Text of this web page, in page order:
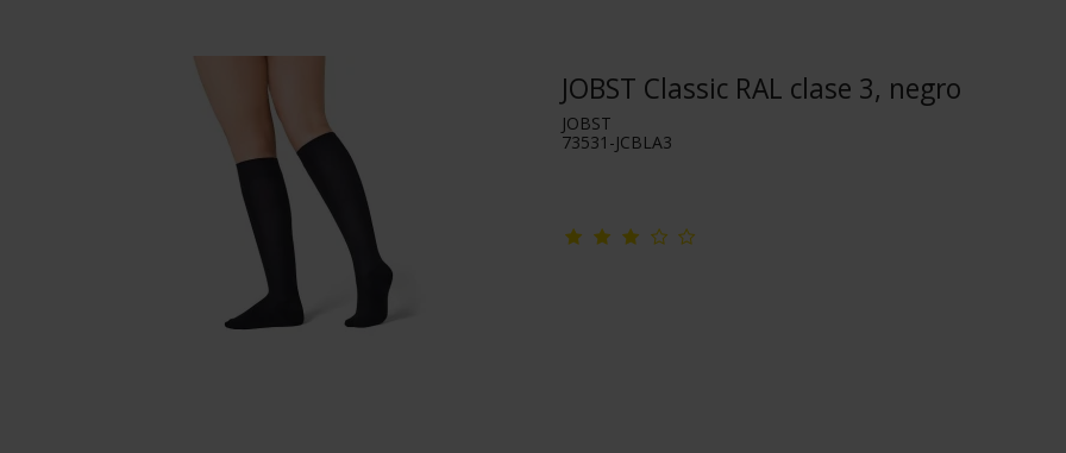
JOBST Classic RAL clase 3, negro
JOBST
73531-JCBLA3